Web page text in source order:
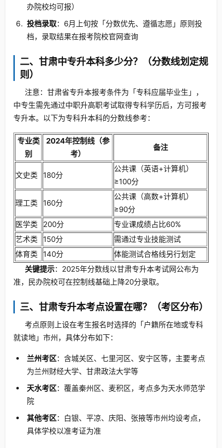
办院校均可报）
投档录取：6月上旬按「分数优先、遵循志愿」原则投
档，录取结果在报考院校官网查询
二、甘肃中专升本科多少分？（分数线划定规
则）
注意：甘肃省专升本报考条件为「专科应届毕业生」，
中专生需先通过中职升高职考试取得专科学历后，方可报考
专升本。以下为专科升本科的分数线参考：
专业类
别
2024年控制线（参
考）
备注
文史类 180分
公共课（英语+计算机）
≥100分
理工类 160分
公共课（高数+计算机）
≥90分
医学类
200分
专业课成绩占比60%
艺术类
150分
需通过专业技能测试
体育类
140分
体能测试合格线另行划定
关键提示：2025年分数线以甘肃专升本考试网公布为
准，民办院校可在控制线基础上降20分录取。
三、甘肃专升本考点设置在哪？（考区分布）
考点原则上设在考生报名时选择的「户籍所在地或专科
就读地」市州，具体分布如下：
兰州考区：含城关区、七里河区、安宁区等，主要考点
为兰州财经大学、甘肃政法大学等
天水考区：覆盖秦州区、麦积区，考点多为天水师范学
院
其他考区：白银、平凉、庆阳、张掖等市州均设考点，
具体学校以准考证为准